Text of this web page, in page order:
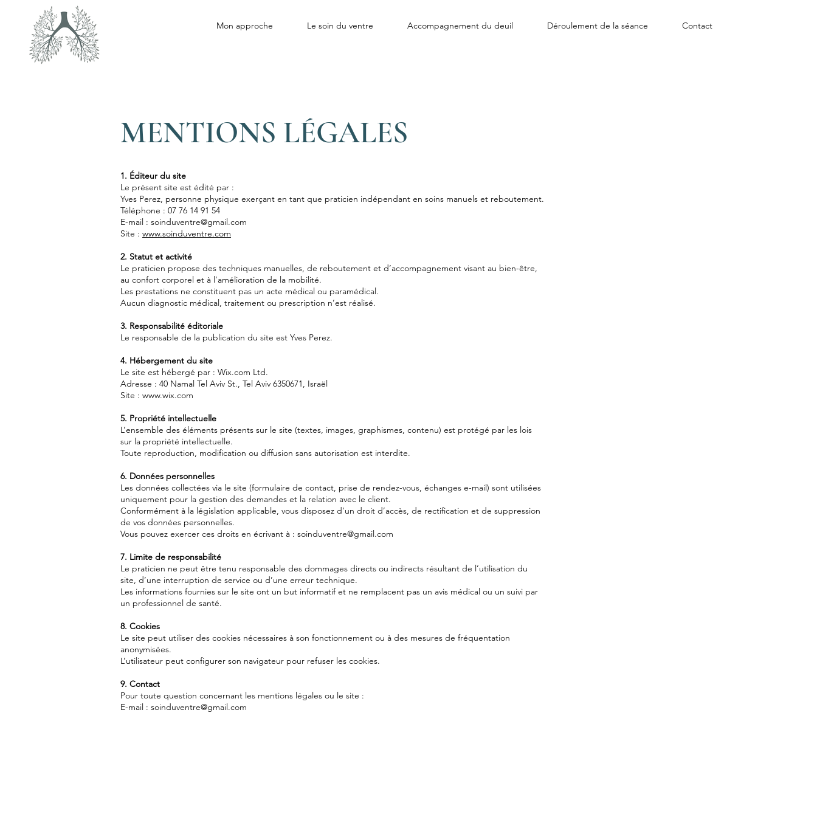
Mon approche Le soin du ventre Accompagnement du deuil Déroulement de la séance Contact
MENTIONS LÉGALES
1. Éditeur du site
Le présent site est édité par :
Yves Perez, personne physique exerçant en tant que praticien indépendant en soins manuels et reboutement.
Téléphone : 07 76 14 91 54
E-mail : soinduventre@gmail.com
Site : www.soinduventre.com
2. Statut et activité
Le praticien propose des techniques manuelles, de reboutement et d’accompagnement visant au bien-être,
au confort corporel et à l’amélioration de la mobilité.
Les prestations ne constituent pas un acte médical ou paramédical.
Aucun diagnostic médical, traitement ou prescription n’est réalisé.
3. Responsabilité éditoriale
Le responsable de la publication du site est Yves Perez.
4. Hébergement du site
Le site est hébergé par : Wix.com Ltd.
Adresse : 40 Namal Tel Aviv St., Tel Aviv 6350671, Israël
Site : www.wix.com
5. Propriété intellectuelle
L’ensemble des éléments présents sur le site (textes, images, graphismes, contenu) est protégé par les lois
sur la propriété intellectuelle.
Toute reproduction, modification ou diffusion sans autorisation est interdite.
6. Données personnelles
Les données collectées via le site (formulaire de contact, prise de rendez-vous, échanges e-mail) sont utilisées
uniquement pour la gestion des demandes et la relation avec le client.
Conformément à la législation applicable, vous disposez d’un droit d’accès, de rectification et de suppression
de vos données personnelles.
Vous pouvez exercer ces droits en écrivant à : soinduventre@gmail.com
7. Limite de responsabilité
Le praticien ne peut être tenu responsable des dommages directs ou indirects résultant de l’utilisation du
site, d’une interruption de service ou d’une erreur technique.
Les informations fournies sur le site ont un but informatif et ne remplacent pas un avis médical ou un suivi par
un professionnel de santé.
8. Cookies
Le site peut utiliser des cookies nécessaires à son fonctionnement ou à des mesures de fréquentation
anonymisées.
L’utilisateur peut configurer son navigateur pour refuser les cookies.
9. Contact
Pour toute question concernant les mentions légales ou le site :
E-mail : soinduventre@gmail.com